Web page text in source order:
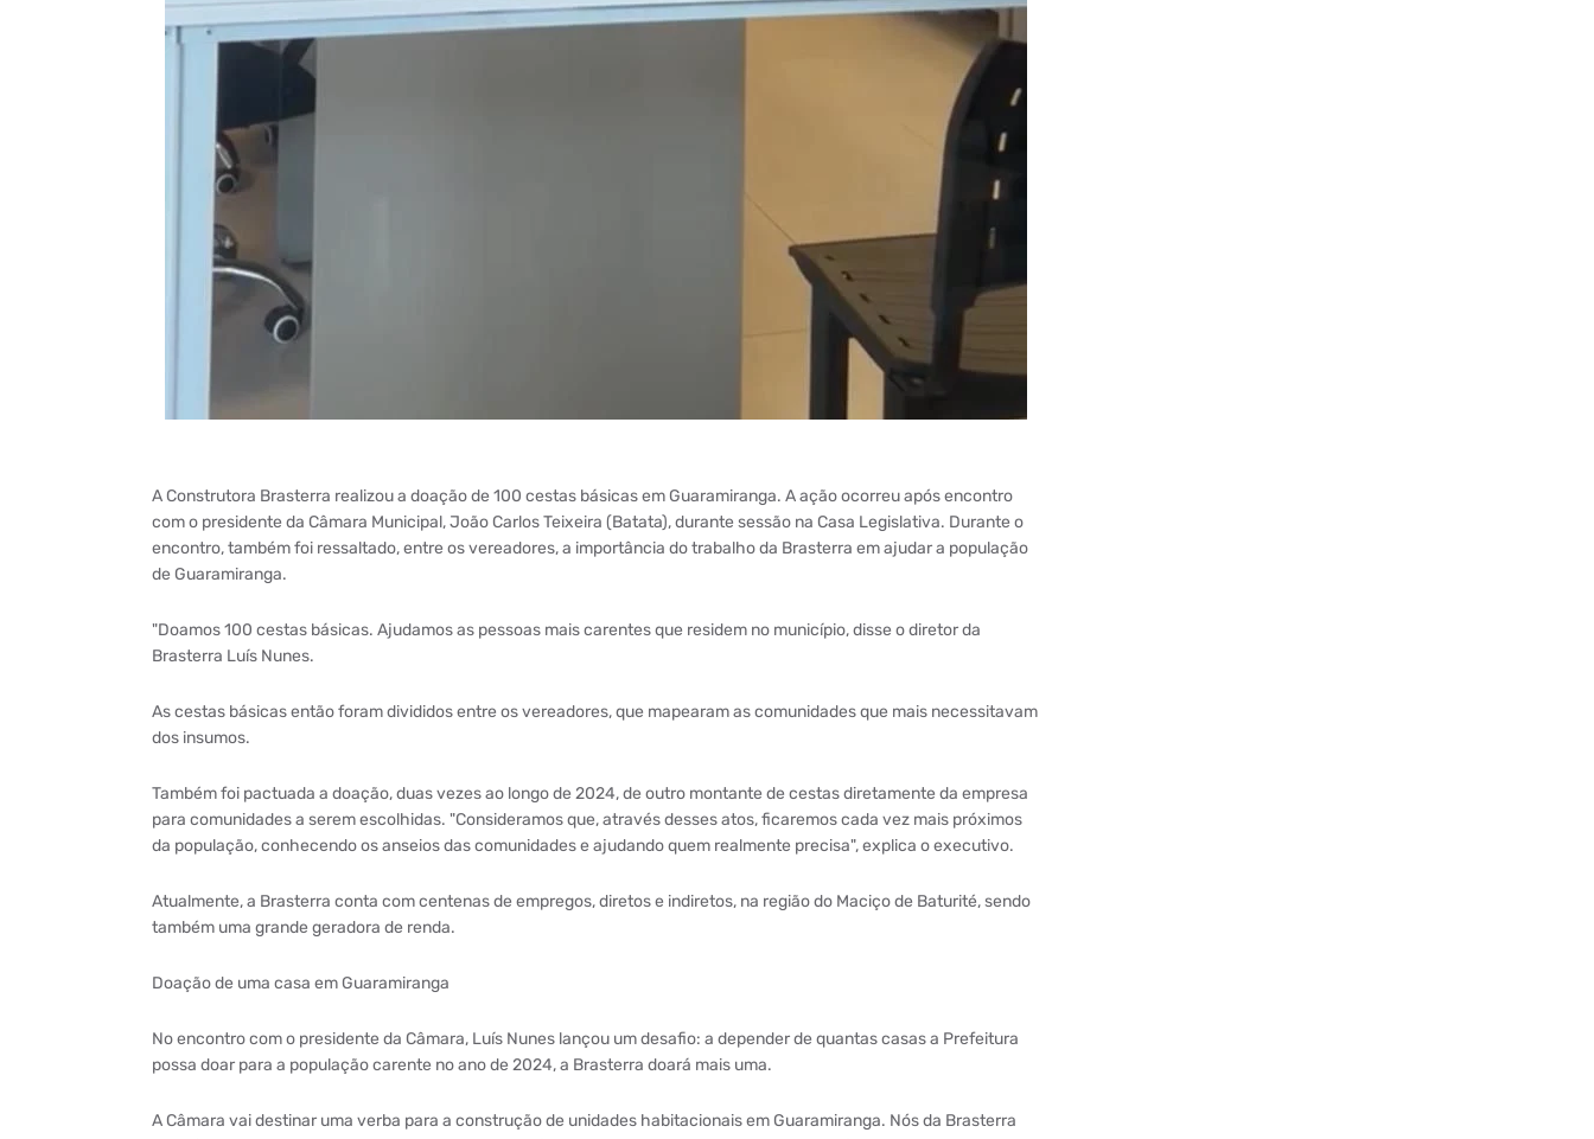
A Construtora Brasterra realizou a doação de 100 cestas básicas em Guaramiranga. A ação ocorreu após encontro
com o presidente da Câmara Municipal, João Carlos Teixeira (Batata), durante sessão na Casa Legislativa. Durante o
encontro, também foi ressaltado, entre os vereadores, a importância do trabalho da Brasterra em ajudar a população
de Guaramiranga.
"Doamos 100 cestas básicas. Ajudamos as pessoas mais carentes que residem no município, disse o diretor da
Brasterra Luís Nunes.
As cestas básicas então foram divididos entre os vereadores, que mapearam as comunidades que mais necessitavam
dos insumos.
Também foi pactuada a doação, duas vezes ao longo de 2024, de outro montante de cestas diretamente da empresa
para comunidades a serem escolhidas. "Consideramos que, através desses atos, ficaremos cada vez mais próximos
da população, conhecendo os anseios das comunidades e ajudando quem realmente precisa", explica o executivo.
Atualmente, a Brasterra conta com centenas de empregos, diretos e indiretos, na região do Maciço de Baturité, sendo
também uma grande geradora de renda.
Doação de uma casa em Guaramiranga
No encontro com o presidente da Câmara, Luís Nunes lançou um desafio: a depender de quantas casas a Prefeitura
possa doar para a população carente no ano de 2024, a Brasterra doará mais uma.
A Câmara vai destinar uma verba para a construção de unidades habitacionais em Guaramiranga. Nós da Brasterra